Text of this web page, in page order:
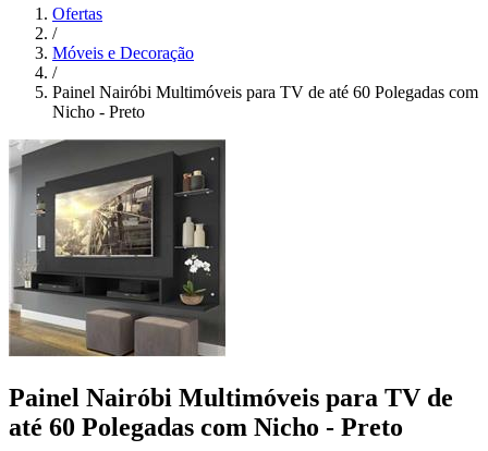
Ofertas
/
Móveis e Decoração
/
Painel Nairóbi Multimóveis para TV de até 60 Polegadas com
Nicho - Preto
Painel Nairóbi Multimóveis para TV de
até 60 Polegadas com Nicho - Preto